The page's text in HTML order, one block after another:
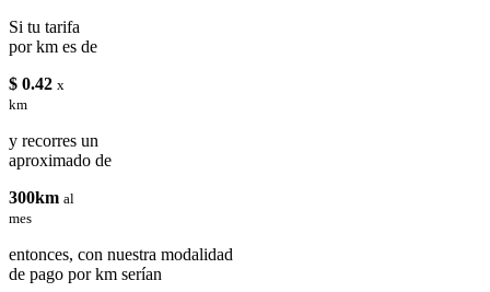
Si tu tarifa
por km es de
$ 0.42 x
km
y recorres un
aproximado de
300km al
mes
entonces, con nuestra modalidad
de pago por km serían